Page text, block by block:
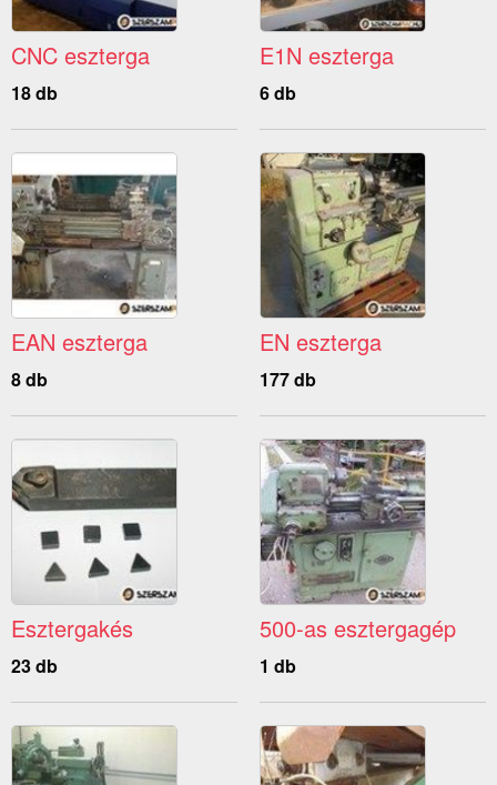
CNC eszterga
18 db
E1N eszterga
6 db
EAN eszterga
8 db
EN eszterga
177 db
Esztergakés
23 db
500-as esztergagép
1 db